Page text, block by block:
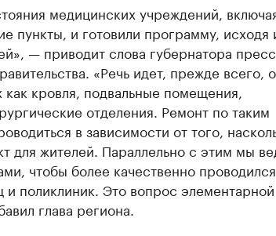
медицинских учреждений,
пункты, и готовили программу, исходя
— приводит слова губернатора
«Речь идет, прежде всего, о
как кровля, подвальные помещения,
отделения. Ремонт по таким
в зависимости от того,
для жителей. Параллельно с этим мы
чтобы более качественно проводился
поликлиник. Это вопрос элементарной
глава региона.